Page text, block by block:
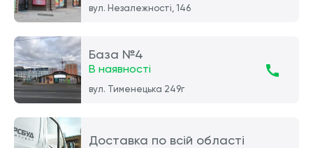
вул. Незалежності, 146
База №4
В наявності
вул. Тименецька 249г
Доставка по всій області